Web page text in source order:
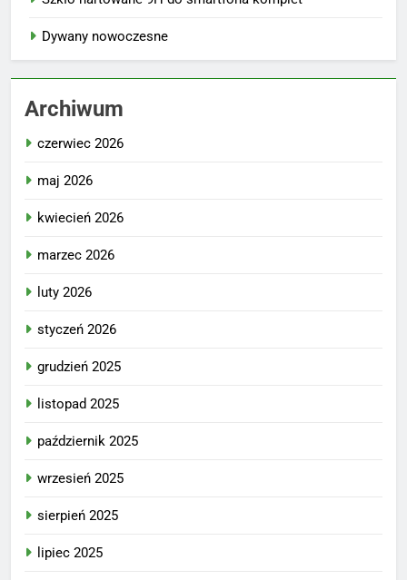
Dywany nowoczesne
Archiwum
czerwiec 2026
maj 2026
kwiecień 2026
marzec 2026
luty 2026
styczeń 2026
grudzień 2025
listopad 2025
październik 2025
wrzesień 2025
sierpień 2025
lipiec 2025